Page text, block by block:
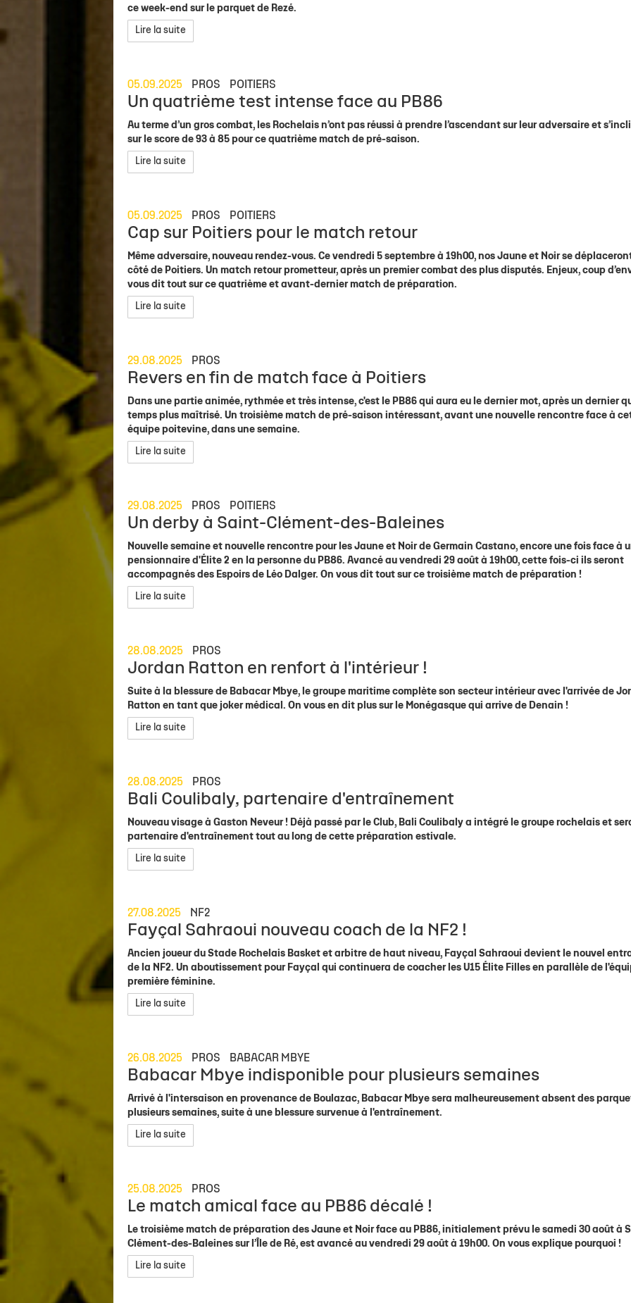
ce week-end sur le parquet de Rezé.
Lire la suite
05.09.2025 PROS POITIERS
Un quatrième test intense face au PB86
Au terme d’un gros combat, les Rochelais n’ont pas réussi à prendre l’ascendant sur leur adversaire et
sur le score de 93 à 85 pour ce quatrième match de pré-saison.
Lire la suite
05.09.2025 PROS POITIERS
Cap sur Poitiers pour le match retour
Même adversaire, nouveau rendez-vous. Ce vendredi 5 septembre à 19h00, nos Jaune et Noir se
côté de Poitiers. Un match retour prometteur, après un premier combat des plus disputés. Enjeux, coup
vous dit tout sur ce quatrième et avant-dernier match de préparation.
Lire la suite
29.08.2025 PROS
Revers en fin de match face à Poitiers
Dans une partie animée, rythmée et très intense, c'est le PB86 qui aura eu le dernier mot, après un dernier
temps plus maîtrisé. Un troisième match de pré-saison intéressant, avant une nouvelle rencontre face à
équipe poitevine, dans une semaine.
Lire la suite
29.08.2025 PROS POITIERS
Un derby à Saint-Clément-des-Baleines
Nouvelle semaine et nouvelle rencontre pour les Jaune et Noir de Germain Castano, encore une fois face à
pensionnaire d'Élite 2 en la personne du PB86. Avancé au vendredi 29 août à 19h00, cette fois-ci ils seront
accompagnés des Espoirs de Léo Dalger. On vous dit tout sur ce troisième match de préparation !
Lire la suite
28.08.2025 PROS
Jordan Ratton en renfort à l'intérieur !
Suite à la blessure de Babacar Mbye, le groupe maritime complète son secteur intérieur avec l'arrivée de
Ratton en tant que joker médical. On vous en dit plus sur le Monégasque qui arrive de Denain !
Lire la suite
28.08.2025 PROS
Bali Coulibaly, partenaire d'entraînement
Nouveau visage à Gaston Neveur ! Déjà passé par le Club, Bali Coulibaly a intégré le groupe rochelais et
partenaire d'entraînement tout au long de cette préparation estivale.
Lire la suite
27.08.2025 NF2
Fayçal Sahraoui nouveau coach de la NF2 !
Ancien joueur du Stade Rochelais Basket et arbitre de haut niveau, Fayçal Sahraoui devient le nouvel
de la NF2. Un aboutissement pour Fayçal qui continuera de coacher les U15 Élite Filles en parallèle de
première féminine.
Lire la suite
26.08.2025 PROS BABACAR MBYE
Babacar Mbye indisponible pour plusieurs semaines
Arrivé à l'intersaison en provenance de Boulazac, Babacar Mbye sera malheureusement absent des
plusieurs semaines, suite à une blessure survenue à l'entraînement.
Lire la suite
25.08.2025 PROS
Le match amical face au PB86 décalé !
Le troisième match de préparation des Jaune et Noir face au PB86, initialement prévu le samedi 30 août à
Clément-des-Baleines sur l’Île de Ré, est avancé au vendredi 29 août à 19h00. On vous explique pourquoi !
Lire la suite